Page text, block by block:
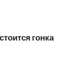
гонка